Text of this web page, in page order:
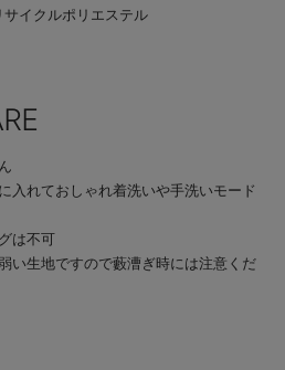
イクルポリエステル
入れておしゃれ着洗いや手洗いモード
は不可
い生地ですので藪漕ぎ時には注意くだ